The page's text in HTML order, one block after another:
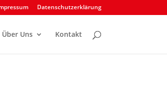
Datenschutzerklärung
Über Uns Kontakt